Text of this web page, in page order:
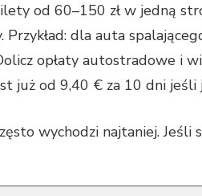
od 60–150 zł w jedną
dla auta
opłaty autostradowe i
już od 9,40 € za 10 dni jeśli
wychodzi najtaniej.